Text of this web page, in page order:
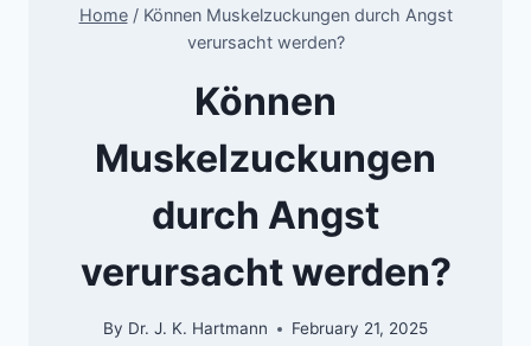
Home / Können Muskelzuckungen durch Angst
verursacht werden?
Können
Muskelzuckungen
durch Angst
verursacht werden?
By Dr. J. K. Hartmann February 21, 2025